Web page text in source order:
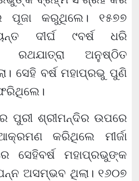
ପୂଜା କରୁଥିଲେ। ୧୫୭୭
ଦୀର୍ଘ ୯ବର୍ଷ ଧରି
ରଥଯାତ୍ରା ଅନୁଷ୍ଠିତ
ସେହି ବର୍ଷ ମହାପ୍ରଭୁ ପୁଣି
ପୁରୀ ଶ୍ରୀମନ୍ଦିର ଉପରେ
କରିଥିଲେ ମୀର୍ଜା
ସେହିବର୍ଷ ମହାପ୍ରଭୁଙ୍କ
ଅସମ୍ଭବ ଥିଲା। ୧୬୦୭